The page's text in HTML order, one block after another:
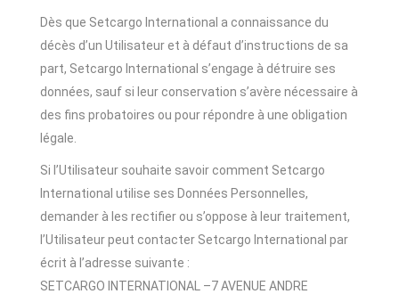
Dès que Setcargo International a connaissance du
décès d’un Utilisateur et à défaut d’instructions de sa
part, Setcargo International s’engage à détruire ses
données, sauf si leur conservation s’avère nécessaire à
des fins probatoires ou pour répondre à une obligation
légale.
Si l’Utilisateur souhaite savoir comment Setcargo
International utilise ses Données Personnelles,
demander à les rectifier ou s’oppose à leur traitement,
l’Utilisateur peut contacter Setcargo International par
écrit à l’adresse suivante :
SETCARGO INTERNATIONAL –7 AVENUE ANDRE